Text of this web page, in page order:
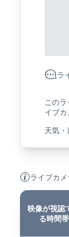
ラ
この
イブカ
天気
ライブカ
映像が視認
る時間帯